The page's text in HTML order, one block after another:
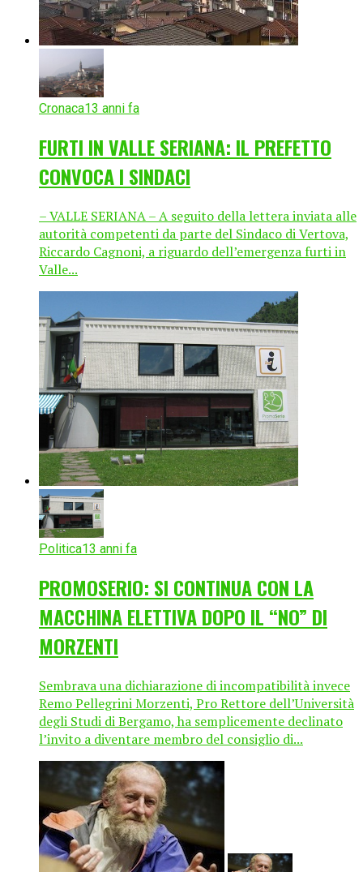
Cronaca13 anni fa
FURTI IN VALLE SERIANA: IL PREFETTO
CONVOCA I SINDACI
– VALLE SERIANA – A seguito della lettera inviata alle
autorità competenti da parte del Sindaco di Vertova,
Riccardo Cagnoni, a riguardo dell’emergenza furti in
Valle...
Politica13 anni fa
PROMOSERIO: SI CONTINUA CON LA
MACCHINA ELETTIVA DOPO IL “NO” DI
MORZENTI
Sembrava una dichiarazione di incompatibilità invece
Remo Pellegrini Morzenti, Pro Rettore dell’Università
degli Studi di Bergamo, ha semplicemente declinato
l’invito a diventare membro del consiglio di...